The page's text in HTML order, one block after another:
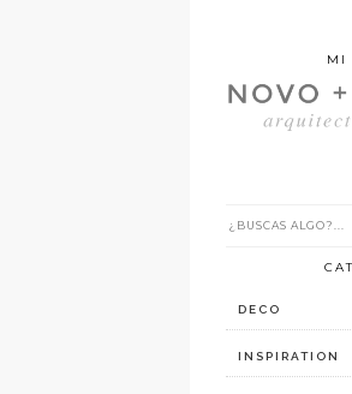
MI
DECO
INSPIRATION